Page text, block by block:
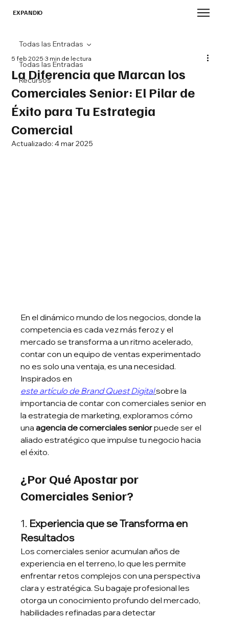
EXPANDIO
Todas las Entradas
Recursos
Todas las Entradas
La Diferencia que Marcan los
Comerciales Senior: El Pilar de
Éxito para Tu Estrategia
Comercial
5 feb 2025 3 min de lectura
Actualizado:4 mar 2025
En el dinámico mundo de los negocios, donde la
competencia es cada vez más feroz y el
mercado se transforma a un ritmo acelerado,
contar con un equipo de ventas experimentado
no es solo una ventaja, es una necesidad.
Inspirados en
este artículo de Brand Quest Digitalsobre la
importancia de contar con comerciales senior en
la estrategia de marketing, exploramos cómo
una agencia de comerciales senior puede ser el
aliado estratégico que impulse tu negocio hacia
el éxito.
¿Por Qué Apostar por
Comerciales Senior?
1. Experiencia que se Transforma en
Resultados
Los comerciales senior acumulan años de
experiencia en el terreno, lo que les permite
enfrentar retos complejos con una perspectiva
clara y estratégica. Su bagaje profesional les
otorga un conocimiento profundo del mercado,
habilidades refinadas para detectar